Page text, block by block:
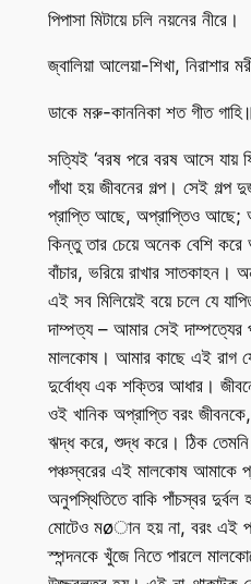
পিপাসা মিটায়ে চলি নয়নের নীরে।
জ্বালিয়া আলেয়া-শিখা, নিরাশার
ডাকে মরু-কাননিকা শত গীত গাহি॥
সত্যিই ‘বরষ পরে বরষ আসে যায়
গাঁথা হয় জীবনের গল্প। সেই
প্রাপ্তি আছে, অপ্রাপ্তিও
কিন্তু তার চেয়ে অনেক বেশি
বাঁচার, ভরিয়ে রাখার সাতকাহন।
এই সব মিলিয়েই বয়ে চলে যে
দাম্পত্য – আমার সেই দাম্পত্যের
মালকোষ। আমার কাছে এই রাগ
দুর্বোধ্য এক শক্তির আধার।
ওই খানিক অপ্রাপ্তি বরং
ঋদ্ধ করে, শুদ্ধ করে। ঠিক
পঞ্চস্বরের এই মালকোষ আমাকে
অনুপস্থিতিতে বাকি পাঁচস্বর
মোটেও মøান হয় না, বরং এই
স্পন্দনকে খুঁজে নিতে পারলে